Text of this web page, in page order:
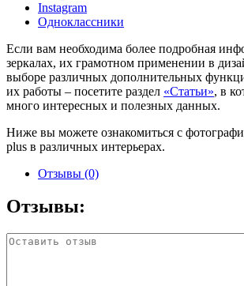
Instagram
Одноклассники
Если вам необходима более подробная
зеркалах, их грамотном применении в
выборе различных дополнительных
их работы – посетите раздел «Статьи», в
много интересных и полезных данных.
Ниже вы можете ознакомиться с
plus в различных интерьерах.
Отзывы (0)
Отзывы: